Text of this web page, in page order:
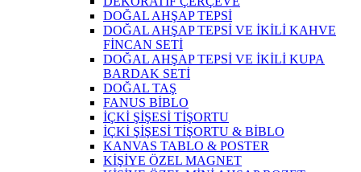
DOĞAL AHŞAP TEPSİ
DOĞAL AHŞAP TEPSİ VE İKİLİ KAHVE
FİNCAN SETİ
DOĞAL AHŞAP TEPSİ VE İKİLİ KUPA
BARDAK SETİ
DOĞAL TAŞ
FANUS BİBLO
İÇKİ ŞİŞESİ TİŞORTU
İÇKİ ŞİŞESİ TİŞORTU & BİBLO
KANVAS TABLO & POSTER
KİŞİYE ÖZEL MAGNET